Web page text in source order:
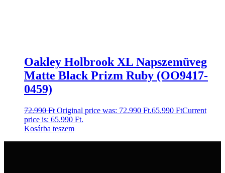
Oakley Holbrook XL Napszemüveg
Matte Black Prizm Ruby (OO9417-
0459)
72.990Ft Original price was: 72.990 Ft.65.990 FtCurrent
price is: 65.990 Ft.
Kosárba teszem